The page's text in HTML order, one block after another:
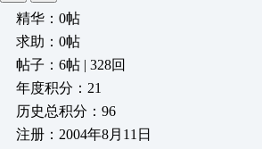
精华：0帖
求助：0帖
帖子：6帖 | 328回
年度积分：21
历史总积分：96
注册：2004年8月11日